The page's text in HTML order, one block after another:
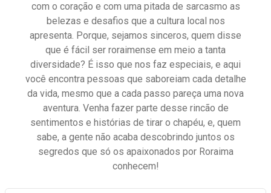
com o coração e com uma pitada de sarcasmo as
belezas e desafios que a cultura local nos
apresenta. Porque, sejamos sinceros, quem disse
que é fácil ser roraimense em meio a tanta
diversidade? É isso que nos faz especiais, e aqui
você encontra pessoas que saboreiam cada detalhe
da vida, mesmo que a cada passo pareça uma nova
aventura. Venha fazer parte desse rincão de
sentimentos e histórias de tirar o chapéu, e, quem
sabe, a gente não acaba descobrindo juntos os
segredos que só os apaixonados por Roraima
conhecem!